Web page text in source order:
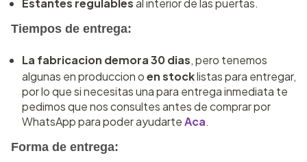
Tiempos de entrega:
La fabricacion demora 30 dias, pero tenemos
algunas en produccion oen stocklistas para entregar,
por lo que si necesitas una para entrega inmediata te
pedimos que nos consultes antes de comprar por
WhatsApp para poder ayudarteAca.
Forma de entrega: